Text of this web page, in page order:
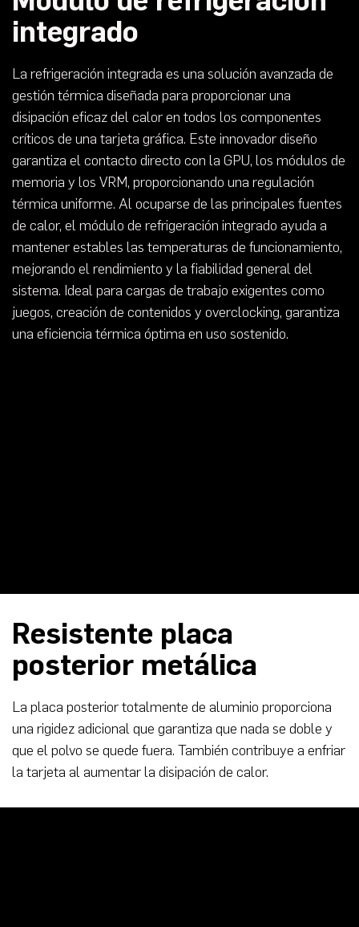
integrado
La refrigeración integrada es una solución avanzada de
gestión térmica diseñada para proporcionar una
disipación eficaz del calor en todos los componentes
críticos de una tarjeta gráfica. Este innovador diseño
garantiza el contacto directo con la GPU, los módulos de
memoria y los VRM, proporcionando una regulación
térmica uniforme. Al ocuparse de las principales fuentes
de calor, el módulo de refrigeración integrado ayuda a
mantener estables las temperaturas de funcionamiento,
mejorando el rendimiento y la fiabilidad general del
sistema. Ideal para cargas de trabajo exigentes como
juegos, creación de contenidos y overclocking, garantiza
una eficiencia térmica óptima en uso sostenido.
Resistente placa
posterior metálica
La placa posterior totalmente de aluminio proporciona
una rigidez adicional que garantiza que nada se doble y
que el polvo se quede fuera. También contribuye a enfriar
la tarjeta al aumentar la disipación de calor.